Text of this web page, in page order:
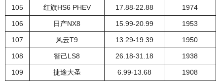
105 红旗HS6 PHEV 17.88-22.88 1974
106 日产NX8 15.99-20.99 1953
107 风云T9 13.29-19.39 1950
108 智己LS8 26.18-31.18 1938
109 捷途大圣 6.99-13.68 1908